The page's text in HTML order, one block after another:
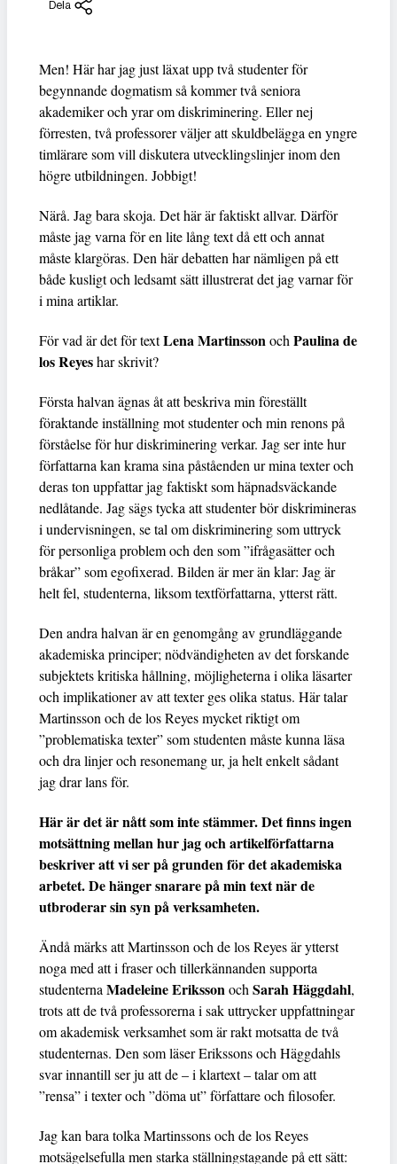
Dela
Men! Här har jag just läxat upp två studenter för
begynnande dogmatism så kommer två seniora
akademiker och yrar om diskriminering. Eller nej
förresten, två professorer väljer att skuldbelägga en yngre
timlärare som vill diskutera utvecklingslinjer inom den
högre utbildningen. Jobbigt!
Närå. Jag bara skoja. Det här är faktiskt allvar. Därför
måste jag varna för en lite lång text då ett och annat
måste klargöras. Den här debatten har nämligen på ett
både kusligt och ledsamt sätt illustrerat det jag varnar för
i mina artiklar.
För vad är det för textLena Martinssonoch Paulina de
los Reyeshar skrivit?
Första halvan ägnas åt att beskriva min föreställt
föraktande inställning mot studenter och min renons på
förståelse för hur diskriminering verkar. Jag ser inte hur
författarna kan krama sina påståenden ur mina texter och
deras ton uppfattar jag faktiskt som häpnadsväckande
nedlåtande. Jag sägs tycka att studenter bör diskrimineras
i undervisningen, se tal om diskriminering som uttryck
för personliga problem och den som ”ifrågasätter och
bråkar” som egofixerad. Bilden är mer än klar: Jag är
helt fel, studenterna, liksom textförfattarna, ytterst rätt.
Den andra halvan är en genomgång av grundläggande
akademiska principer; nödvändigheten av det forskande
subjektets kritiska hållning, möjligheterna i olika läsarter
och implikationer av att texter ges olika status. Här talar
Martinsson och de los Reyes mycket riktigt om
”problematiska texter” som studenten måste kunna läsa
och dra linjer och resonemang ur, ja helt enkelt sådant
jag drar lans för.
Här är det är nått som inte stämmer. Det finns ingen
motsättning mellan hur jag och artikelförfattarna
beskriver att vi ser på grunden för det akademiska
arbetet. De hänger snarare på min text när de
utbroderar sin syn på verksamheten.
Ändå märks att Martinsson och de los Reyes är ytterst
noga med att i fraser och tillerkännanden supporta
studenterna Madeleine Erikssonoch Sarah Häggdahl,
trots att de två professorerna i sak uttrycker uppfattningar
om akademisk verksamhet som är rakt motsatta de två
studenternas. Den som läser Erikssons och Häggdahls
svar innantill ser ju att de – i klartext – talar om att
”rensa” i texter och ”döma ut” författare och filosofer.
Jag kan bara tolka Martinssons och de los Reyes
motsägelsefulla men starka ställningstagande på ett sätt: